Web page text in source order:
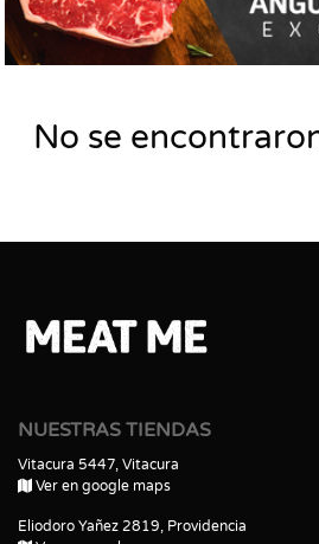
No se
NUESTRAS TIENDAS
Vitacura 5447, Vitacura
Ver en google maps
Eliodoro Yañez 2819, Providencia